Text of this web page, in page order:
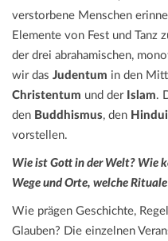
verstorbene Menschen
Elemente von Fest und Tanz
der drei abrahamischen,
wir das Judentum in den
Christentum und der Islam.
den Buddhismus, den
vorstellen.
Wie ist Gott in der Welt? Wie
Wege und Orte, welche
Wie prägen Geschichte,
Glauben? Die einzelnen